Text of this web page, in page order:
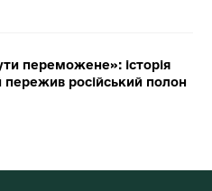
переможене»: історія
пережив російський полон